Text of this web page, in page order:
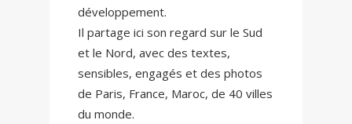
développement.
Il partage ici son regard sur le Sud
et le Nord, avec des textes,
sensibles, engagés et des photos
de Paris, France, Maroc, de 40 villes
du monde.